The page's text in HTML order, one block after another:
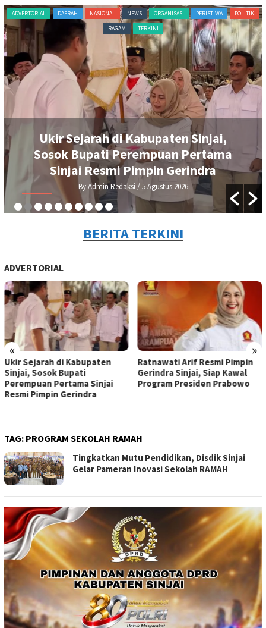
PERISTIWA POLITIK
Sinjai,
Pertama
2026
ADVERTORIAL NASIONAL NEWS ORGANISASI
TERKINI
Ratnawati Arif Resmi
Sinjai, Siap Kawal
Prabowo
By Admin Redaksi/ 4
BERITA TERKINI
ADVERTORIAL
« »
Ukir Sejarah di Kabupaten
Sinjai, Sosok Bupati
Perempuan Pertama Sinjai
Resmi Pimpin Gerindra
Ratnawati Arif Resmi Pimpin
Gerindra Sinjai, Siap Kawal
Program Presiden Prabowo
TAG: PROGRAM SEKOLAH RAMAH
Tingkatkan Mutu Pendidikan, Disdik Sinjai
Gelar Pameran Inovasi Sekolah RAMAH